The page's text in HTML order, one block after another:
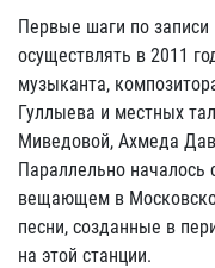
Первые шаги по записи
осуществлять в 2011
музыканта,
Гуллыева и местных
Миведовой, Ахмеда
Параллельно началось
вещающем в
песни, созданные в
на этой станции.